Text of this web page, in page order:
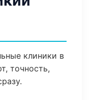
клиники в
точность,